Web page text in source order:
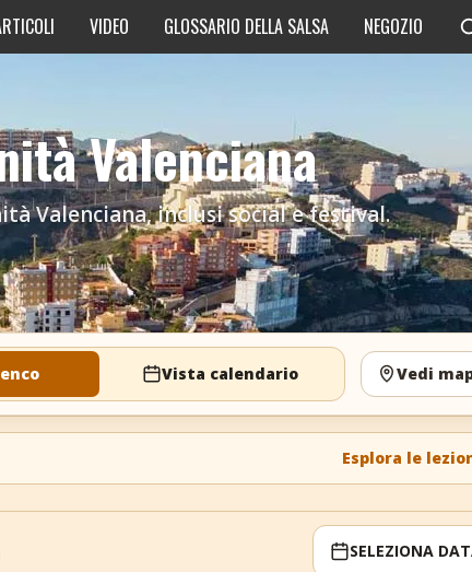
VIDEO GLOSSARIO DELLA SALSA NEGOZIO
Valenciana
Valenciana, inclusi social e festival.
Vista calendario Vedi
Esplora le
SELEZIONA